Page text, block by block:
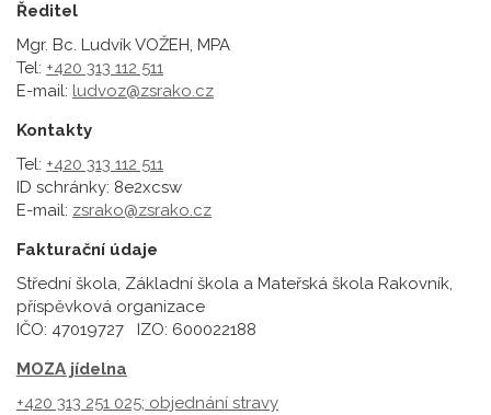
Ředitel
Mgr. Bc. Ludvík VOŽEH, MPA
Tel: +420 313 112 511
E-mail: ludvoz@zsrako.cz
Kontakty
Tel: +420 313 112 511
ID schránky: 8e2xcsw
E-mail: zsrako@zsrako.cz
Fakturační údaje
Střední škola, Základní škola a Mateřská škola Rakovník,
příspěvková organizace
IČO: 47019727 IZO: 600022188
MOZA jídelna
+420 313 251 025; objednání stravy